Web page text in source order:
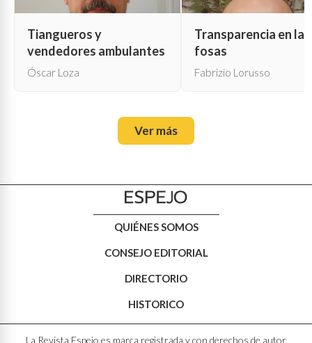
Tiangueros y
vendedores ambulantes
Óscar Loza
Transparencia en las
fosas
Fabrizio Lorusso
Ver más
QUIÉNES SOMOS
CONSEJO EDITORIAL
DIRECTORIO
HISTORICO
La Revista Espejo es marca registrada y con derechos de autor